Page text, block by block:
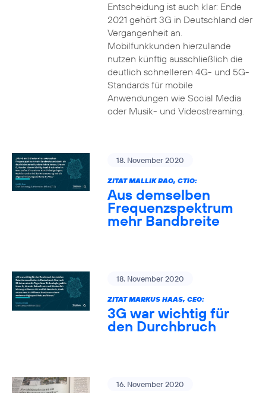
Entscheidung ist auch klar: Ende
2021 gehört 3G in Deutschland der
Vergangenheit an.
Mobilfunkkunden hierzulande
nutzen künftig ausschließlich die
deutlich schnelleren 4G- und 5G-
Standards für mobile
Anwendungen wie Social Media
oder Musik- und Videostreaming.
18. November 2020
ZITAT MALLIK RAO, CTIO:
Aus demselben
Frequenzspektrum
mehr Bandbreite
18. November 2020
ZITAT MARKUS HAAS, CEO:
3G war wichtig für
den Durchbruch
16. November 2020